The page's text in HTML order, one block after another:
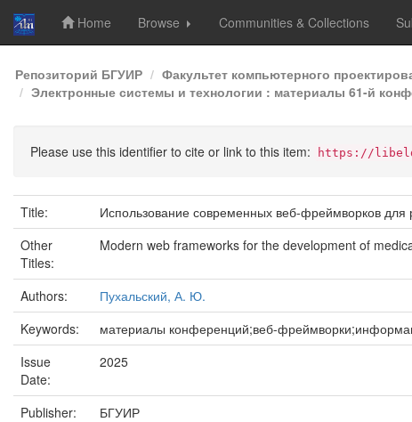
Skip
navigation
Home Browse Communities & Collections
Репозиторий БГУИР Факультет компьютерного
Электронные системы и технологии : материалы 61-й
Please use this identifier to cite or link to this item: https://
Title:
Использование современных веб-фреймворков
Other
Titles:
Modern web frameworks for the development of
Authors:
Пухальский, А. Ю.
Keywords:
материалы конференций;веб-
Issue
Date:
2025
Publisher:
БГУИР